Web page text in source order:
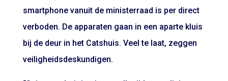
smartphone vanuit de ministerraad is per direct
verboden. De apparaten gaan in een aparte kluis
bij de deur in het Catshuis. Veel te laat, zeggen
veiligheidsdeskundigen.